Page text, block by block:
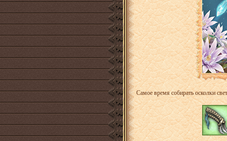
Самое время собирать осколки